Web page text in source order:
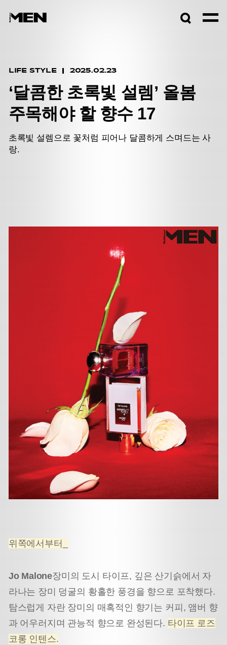
LIFE STYLE 2025.02.23
‘달콤한 초록빛 설렘’ 올봄
주목해야 할 향수 17
초록빛 설렘으로 꽃처럼 피어나 달콤하게 스며드는 사
랑.
위쪽에서부터_
Jo Malone장미의 도시 타이프, 깊은 산기슭에서 자
라나는 장미 덩굴의 황홀한 풍경을 향으로 포착했다.
탐스럽게 자란 장미의 매혹적인 향기는 커피, 앰버 향
과 어우러지며 관능적 향으로 완성된다. 타이프 로즈
코롱 인텐스.